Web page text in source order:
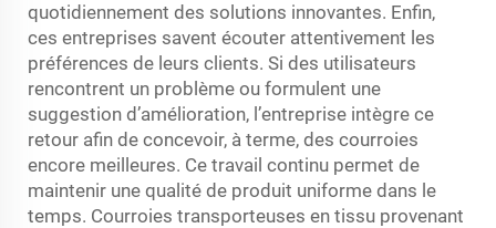
quotidiennement des solutions innovantes. Enfin,
ces entreprises savent écouter attentivement les
préférences de leurs clients. Si des utilisateurs
rencontrent un problème ou formulent une
suggestion d’amélioration, l’entreprise intègre ce
retour afin de concevoir, à terme, des courroies
encore meilleures. Ce travail continu permet de
maintenir une qualité de produit uniforme dans le
temps. Courroies transporteuses en tissu provenant